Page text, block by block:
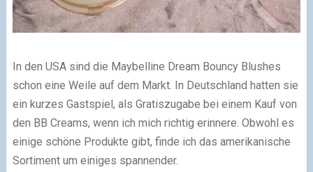
In den USA sind die Maybelline Dream Bouncy Blushes
schon eine Weile auf dem Markt. In Deutschland hatten sie
ein kurzes Gastspiel, als Gratiszugabe bei einem Kauf von
den BB Creams, wenn ich mich richtig erinnere. Obwohl es
einige schöne Produkte gibt, finde ich das amerikanische
Sortiment um einiges spannender.